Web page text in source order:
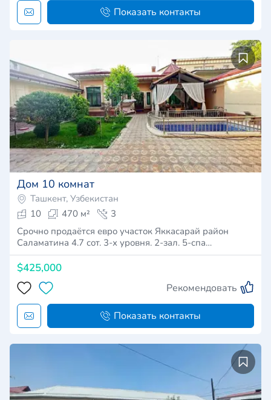
Показать контакты
Дом 10 комнат
Ташкент, Узбекистан
10
470 м²
3
Срочно продаётся евро участок Яккасарай район
Саламатина 4.7 сот. 3-х уровня. 2-зал. 5-спа…
$425,000
Рекомендовать
Показать контакты